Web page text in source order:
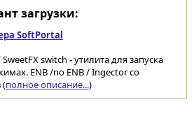
загрузки:
SoftPortal
switch - утилита для запуска
ENB /no ENB / Ingector со
(полное описание...)